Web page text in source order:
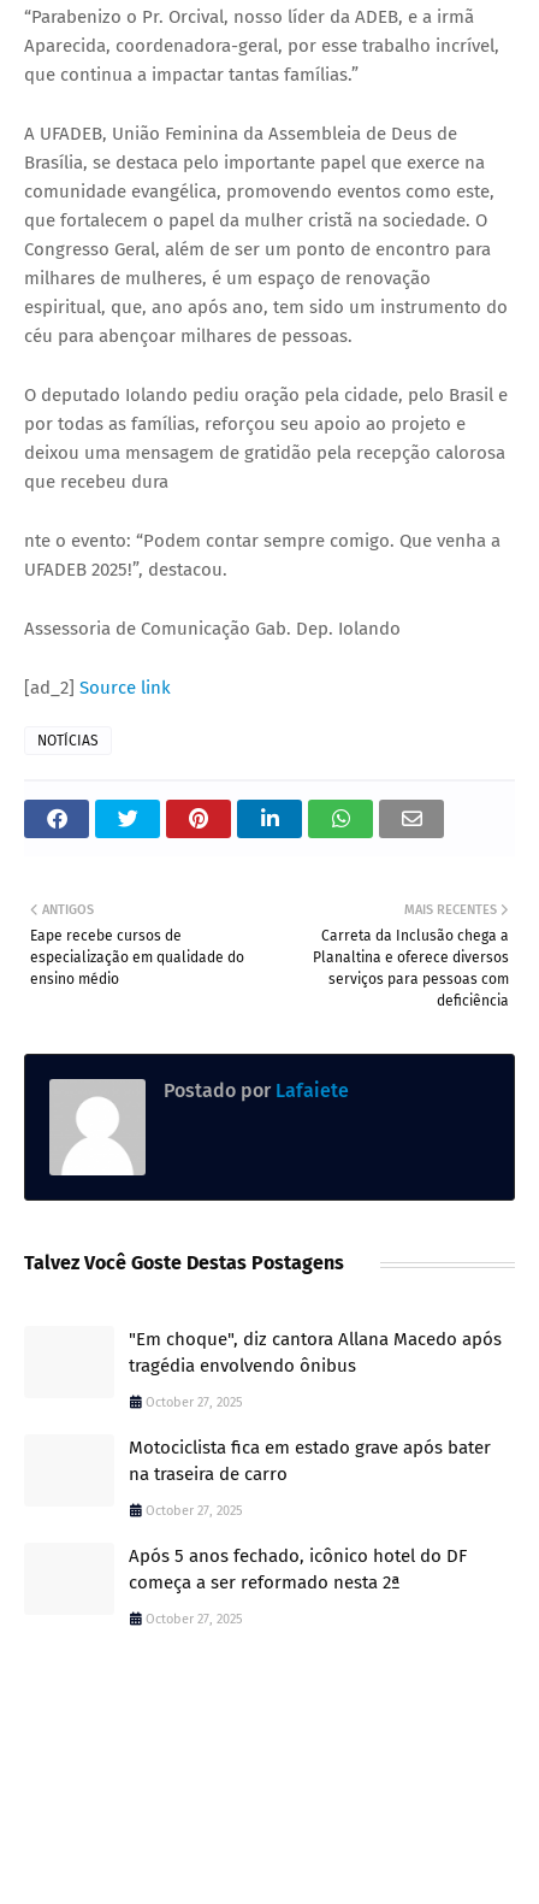
“Parabenizo o Pr. Orcival, nosso líder da ADEB, e a irmã
Aparecida, coordenadora-geral, por esse trabalho incrível,
que continua a impactar tantas famílias.”
A UFADEB, União Feminina da Assembleia de Deus de
Brasília, se destaca pelo importante papel que exerce na
comunidade evangélica, promovendo eventos como este,
que fortalecem o papel da mulher cristã na sociedade. O
Congresso Geral, além de ser um ponto de encontro para
milhares de mulheres, é um espaço de renovação
espiritual, que, ano após ano, tem sido um instrumento do
céu para abençoar milhares de pessoas.
O deputado Iolando pediu oração pela cidade, pelo Brasil e
por todas as famílias, reforçou seu apoio ao projeto e
deixou uma mensagem de gratidão pela recepção calorosa
que recebeu dura
nte o evento: “Podem contar sempre comigo. Que venha a
UFADEB 2025!”, destacou.
Assessoria de Comunicação Gab. Dep. Iolando
[ad_2] Source link
NOTÍCIAS
MAIS RECENTES
Carreta da Inclusão chega a
Planaltina e oferece diversos
serviços para pessoas com
deficiência
ANTIGOS
Eape recebe cursos de
especialização em qualidade do
ensino médio
Postado por Lafaiete
Talvez Você Goste Destas Postagens
"Em choque", diz cantora Allana Macedo após
tragédia envolvendo ônibus
October 27, 2025
Motociclista fica em estado grave após bater
na traseira de carro
October 27, 2025
Após 5 anos fechado, icônico hotel do DF
começa a ser reformado nesta 2ª
October 27, 2025